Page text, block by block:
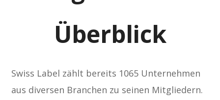
Überblick
Swiss Label zählt bereits 1065 Unternehmen
aus diversen Branchen zu seinen Mitgliedern.